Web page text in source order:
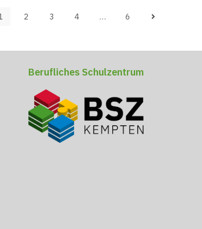
2 3 4 … 6
Berufliches Schulzentrum